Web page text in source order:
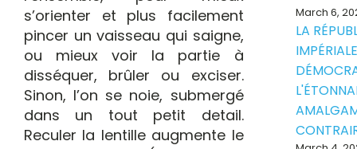
s’orienter et plus facilement
pincer un vaisseau qui saigne,
ou mieux voir la partie à
disséquer, brûler ou exciser.
Sinon, l’on se noie, submergé
dans un tout petit detail.
Reculer la lentille augmente le
March 6,
LA